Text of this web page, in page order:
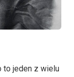
to jeden z wielu